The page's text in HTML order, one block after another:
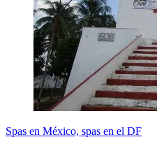
Spas en México, spas en el DF